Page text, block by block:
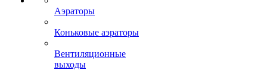
Аэраторы
Коньковые аэраторы
Вентиляционные
выходы